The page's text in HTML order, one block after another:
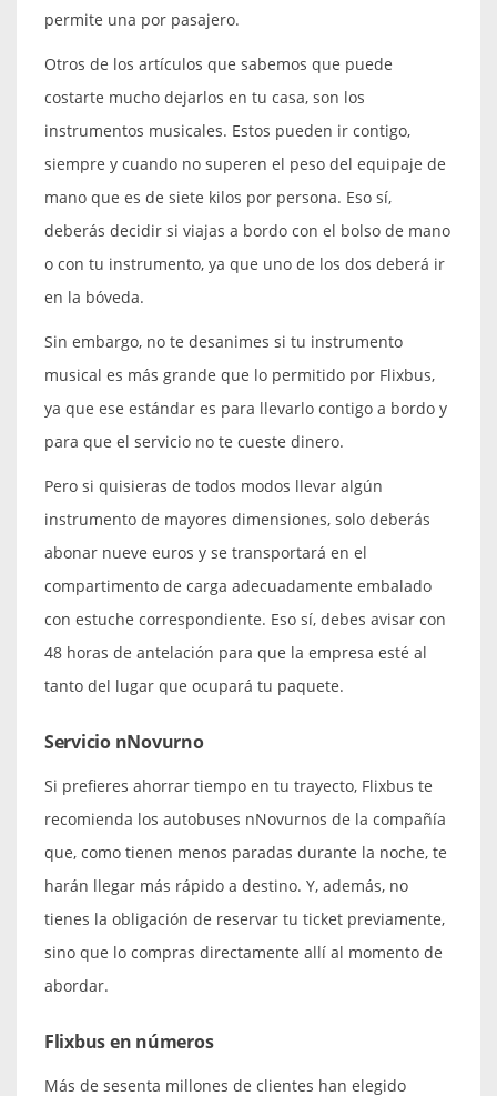
permite una por pasajero.
Otros de los artículos que sabemos que puede
costarte mucho dejarlos en tu casa, son los
instrumentos musicales. Estos pueden ir contigo,
siempre y cuando no superen el peso del equipaje de
mano que es de siete kilos por persona. Eso sí,
deberás decidir si viajas a bordo con el bolso de mano
o con tu instrumento, ya que uno de los dos deberá ir
en la bóveda.
Sin embargo, no te desanimes si tu instrumento
musical es más grande que lo permitido por Flixbus,
ya que ese estándar es para llevarlo contigo a bordo y
para que el servicio no te cueste dinero.
Pero si quisieras de todos modos llevar algún
instrumento de mayores dimensiones, solo deberás
abonar nueve euros y se transportará en el
compartimento de carga adecuadamente embalado
con estuche correspondiente. Eso sí, debes avisar con
48 horas de antelación para que la empresa esté al
tanto del lugar que ocupará tu paquete.
Servicio nNovurno
Si prefieres ahorrar tiempo en tu trayecto, Flixbus te
recomienda los autobuses nNovurnos de la compañía
que, como tienen menos paradas durante la noche, te
harán llegar más rápido a destino. Y, además, no
tienes la obligación de reservar tu ticket previamente,
sino que lo compras directamente allí al momento de
abordar.
Flixbus en números
Más de sesenta millones de clientes han elegido